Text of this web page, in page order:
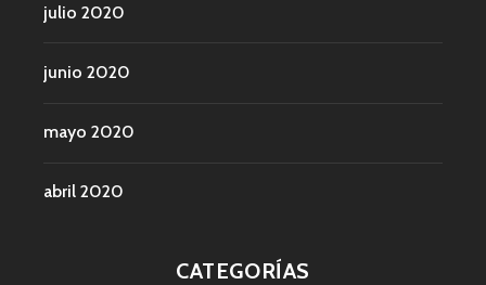
julio 2020
junio 2020
mayo 2020
abril 2020
CATEGORÍAS